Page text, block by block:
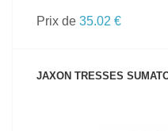
Prix de 35.02 €
JAXON TRESSES